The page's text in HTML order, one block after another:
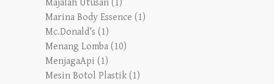
Majalah Utusan (1)
Marina Body Essence (1)
Mc.Donald’s (1)
Menang Lomba (10)
MenjagaApi (1)
Mesin Botol Plastik (1)